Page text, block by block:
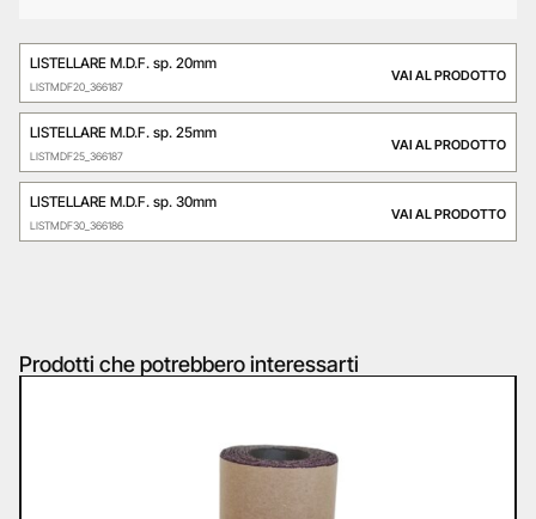
LISTELLARE M.D.F. sp. 20mm
LISTMDF20_366187
VAI AL PRODOTTO
LISTELLARE M.D.F. sp. 25mm
LISTMDF25_366187
VAI AL PRODOTTO
LISTELLARE M.D.F. sp. 30mm
LISTMDF30_366186
VAI AL PRODOTTO
Prodotti che potrebbero interessarti